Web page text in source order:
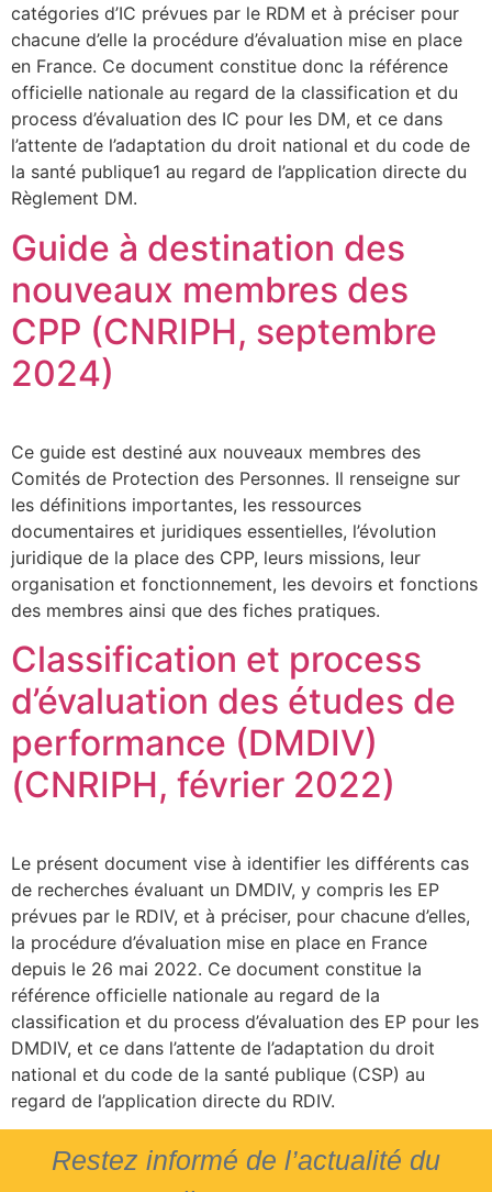
catégories d’IC prévues par le RDM et à préciser pour
chacune d’elle la procédure d’évaluation mise en place
en France. Ce document constitue donc la référence
officielle nationale au regard de la classification et du
process d’évaluation des IC pour les DM, et ce dans
l’attente de l’adaptation du droit national et du code de
la santé publique1 au regard de l’application directe du
Règlement DM.
Guide à destination des
nouveaux membres des
CPP (CNRIPH, septembre
2024)
Ce guide est destiné aux nouveaux membres des
Comités de Protection des Personnes. Il renseigne sur
les définitions importantes, les ressources
documentaires et juridiques essentielles, l’évolution
juridique de la place des CPP, leurs missions, leur
organisation et fonctionnement, les devoirs et fonctions
des membres ainsi que des fiches pratiques.
Classification et process
d’évaluation des études de
performance (DMDIV)
(CNRIPH, février 2022)
Le présent document vise à identifier les différents cas
de recherches évaluant un DMDIV, y compris les EP
prévues par le RDIV, et à préciser, pour chacune d’elles,
la procédure d’évaluation mise en place en France
depuis le 26 mai 2022. Ce document constitue la
référence officielle nationale au regard de la
classification et du process d’évaluation des EP pour les
DMDIV, et ce dans l’attente de l’adaptation du droit
national et du code de la santé publique (CSP) au
regard de l’application directe du RDIV.
Restez informé de l’actualité du